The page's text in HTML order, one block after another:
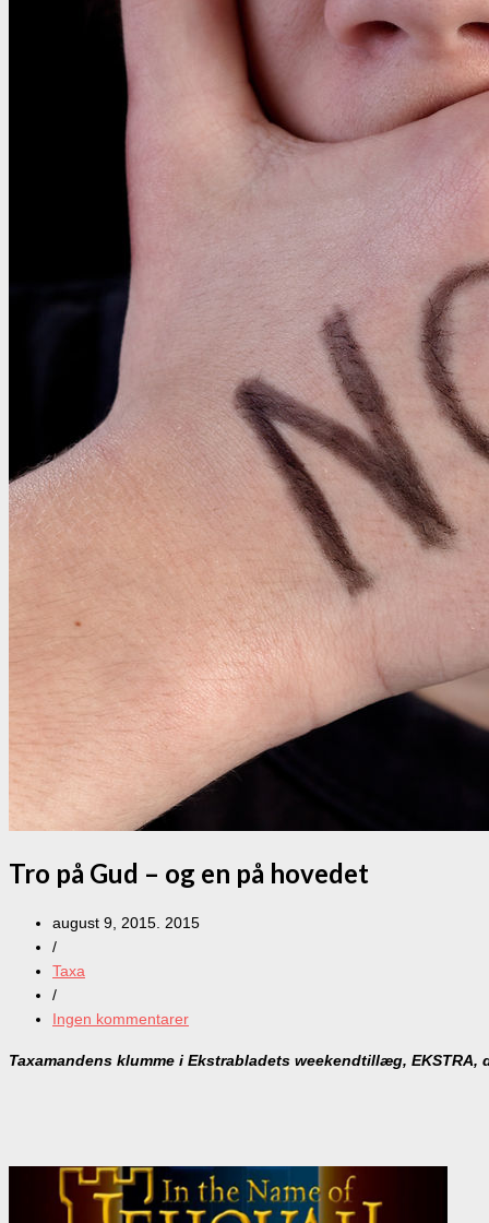
Tro på Gud – og en på hovedet
august 9, 2015. 2015
/
Taxa
/
Ingen kommentarer
Taxamandens klumme i Ekstrabladets weekendtillæg, EKSTRA,